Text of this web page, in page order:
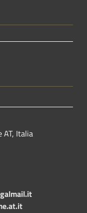
AT, Italia